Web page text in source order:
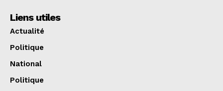
Liens utiles
Actualité
Politique
National
Politique